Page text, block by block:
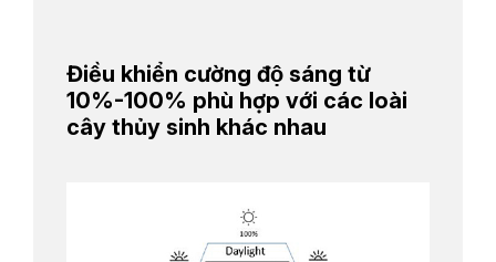
Điều khiển cường độ sáng từ
10%-100% phù hợp với các loài
cây thủy sinh khác nhau